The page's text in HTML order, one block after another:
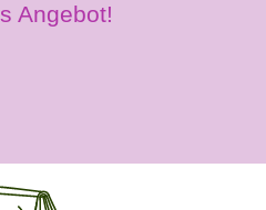
Angebot!